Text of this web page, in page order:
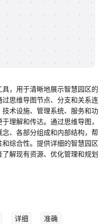
，用于清晰地展示智慧园区的
思维导图节点、分支和关系连
术设施、管理系统、服务和功
理解和传达。通过思维导图，
、各部分组成和内部结构，帮
综合性。提供详细的智慧园区
解现有资源、优化管理和规划
详细 准确